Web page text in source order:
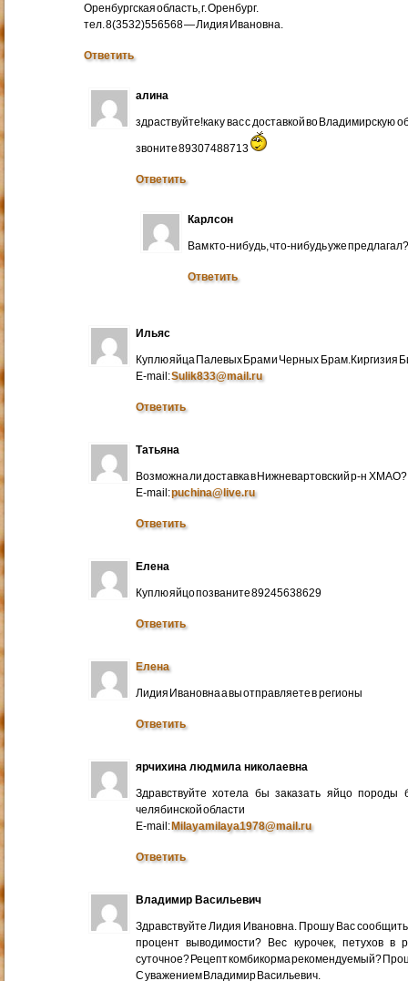
Оренбургская область, г. Оренбург.
тел. 8(3532)556568 — Лидия Ивановна.
Ответить
алина
здраствуйте!как у вас с доставкой во Владимирскую
звоните 89307488713
Ответить
Карлсон
Вам кто-нибудь, что-нибудь уже
Ответить
Ильяс
Куплю яйца Палевых Брам и Черных Брам.Киргизия
E-mail:Sulik833@mail.ru
Ответить
Татьяна
Возможна ли доставка в Нижневартовский р-н ХМАО?
E-mail:puchina@live.ru
Ответить
Елена
Куплю яйцо позваните 89245638629
Ответить
Елена
Лидия Ивановна а вы отправляете в регионы
Ответить
ярчихина людмила николаевна
Здравствуйте хотела бы заказать яйцо
челябинской области
E-mail:Milayamilaya1978@mail.ru
Ответить
Владимир Васильевич
Здравствуйте Лидия Ивановна. Прошу Вас
процент выводимости? Вес курочек, петухов в
суточное? Рецепт комбикорма рекомендуемый?
С уважением Владимир Васильевич.